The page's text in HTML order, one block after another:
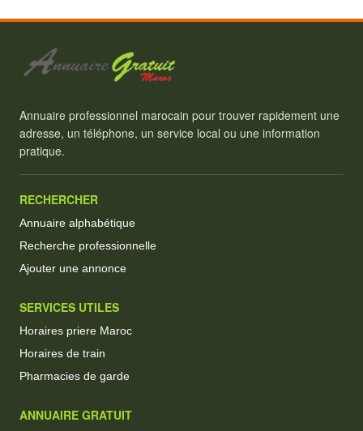
Annuaire professionnel marocain pour trouver rapidement une
adresse, un téléphone, un service local ou une information
pratique.
RECHERCHER
Annuaire alphabétique
Recherche professionnelle
Ajouter une annonce
SERVICES UTILES
Horaires priere Maroc
Horaires de train
Pharmacies de garde
ANNUAIRE GRATUIT